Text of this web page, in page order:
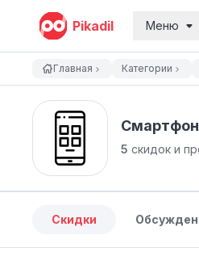
Pikadil Меню
Главная Категории
5 скидок и
Скидки